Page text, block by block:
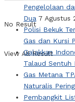
No Result
View All Result
Pengelolaan
Dua 7 Agustus
Polisi Bekuk
Gas dan Kursi
Galakkan
Talaud Sentuh
Gas Metana
Naturalis
Pembangkit